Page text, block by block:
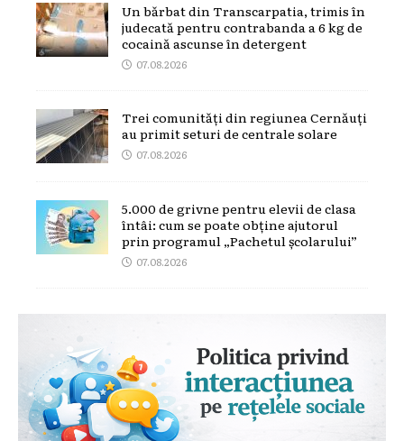
Un bărbat din Transcarpatia, trimis în
judecată pentru contrabanda a 6 kg de
cocaină ascunse în detergent
07.08.2026
Trei comunități din regiunea Cernăuți
au primit seturi de centrale solare
07.08.2026
5.000 de grivne pentru elevii de clasa
întâi: cum se poate obține ajutorul
prin programul „Pachetul școlarului”
07.08.2026